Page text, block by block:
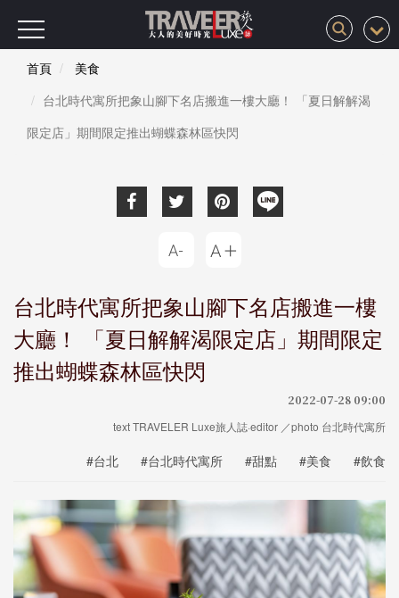
首頁
美食
台北時代寓所把象山腳下名店搬進一樓大廳！ 「夏日解解渴
限定店」期間限定推出蝴蝶森林區快閃
台北時代寓所把象山腳下名店搬進一樓
大廳！ 「夏日解解渴限定店」期間限定
推出蝴蝶森林區快閃
2022-07-28 09:00
text TRAVELER Luxe旅人誌·editor ／photo 台北時代寓所
#台北 #台北時代寓所 #甜點 #美食 #飲食